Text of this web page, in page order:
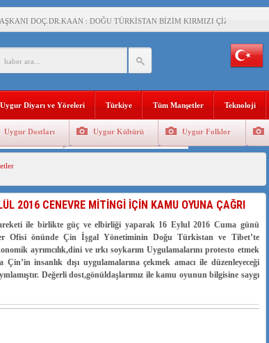
DOÇ.DR.KAAN : DOĞU TÜRKİSTAN BİZİM KIRMIZI ÇİZGİMİZDİR!”
: ÇİN İŞGALİNDEKİ DOĞU TÜRKİSTAN
ÖVEN DİYANET AKADEMİSİ BAŞKANI’NA TEPKİLER SÜRÜYOR
MESAJİ : 05.07.2009 URUMÇİ ŞEHİTLERİNİ RAHMETLE ANIYORUZ
JİANG’İN TRABZON ZİYARETİ
: TEMMUZ AYI,DOĞU TÜRKİSTAN İÇİN KATLİAM AYI DEĞİLDİR !
EN AZ 143 BİN UYGUR ÇOCUĞU AİLELERİNDEN KOPARDI
ALTINDA BİR VİTRİN Mİ, SUSTURULMUŞBER HAFİZA Mİ?
Uygur Diyarı ve Yöreleri Türkiye Tüm Manşetler Teknoloji
Uygur Dostları Uygur Kültürü Uygur Folklor
2016 CENEVRE MİTİNGİ İÇİN KAMU OYUNA ÇAĞRI
ile birlikte güç ve elbirliği yaparak 16 Eylul 2016 Cuma günü
Ofisi önünde Çin İşgal Yönetiminin Doğu Türkistan ve Tibet’te
ayrımcılık,dini ve ırkı soykarım Uygulamalarını protesto etmek
insanlık dışı uygulamalarına çekmek amacı ile düzenleyeceği
Değerli dost,gönüldaşlarımız ile kamu oyunun bilgisine saygı